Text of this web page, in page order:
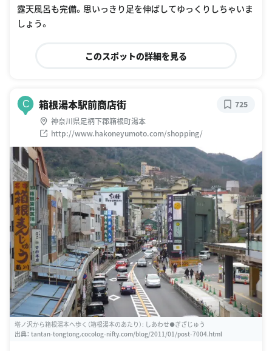
露天風呂も完備。思いっきり足を伸ばしてゆっくりしちゃいま
しょう。
このスポットの詳細を見る
C 箱根湯本駅前商店街
神奈川県足柄下郡箱根町湯本
http://www.hakoneyumoto.com/shopping/
725
塔ノ沢から箱根湯本へ歩く（箱根湯本のあたり）: しあわせ●ぎざじゅう
出典： tantan-tongtong.cocolog-nifty.com/blog/2011/01/post-7004.html